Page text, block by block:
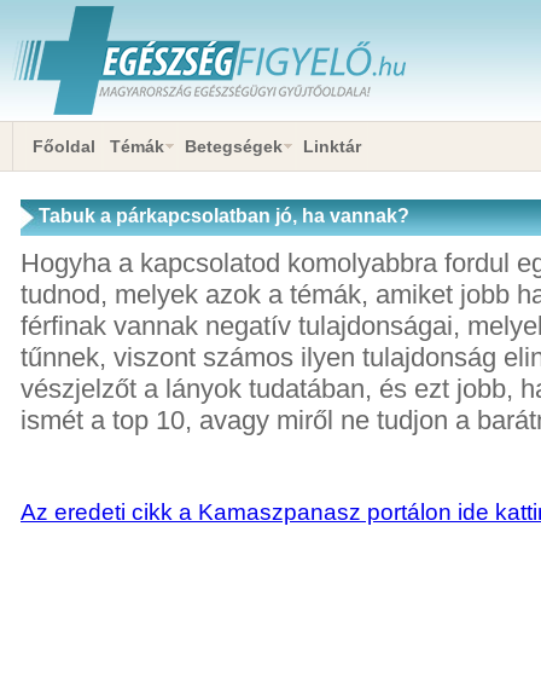
Főoldal Témák Betegségek Linktár
Tabuk a párkapcsolatban jó, ha vannak?
Hogyha a kapcsolatod komolyabbra fordul
tudnod, melyek azok a témák, amiket jobb
férfinak vannak negatív tulajdonságai,
tűnnek, viszont számos ilyen tulajdonság
vészjelzőt a lányok tudatában, és ezt jobb,
ismét a top 10, avagy miről ne tudjon a
Az eredeti cikk a Kamaszpanasz portálon ide